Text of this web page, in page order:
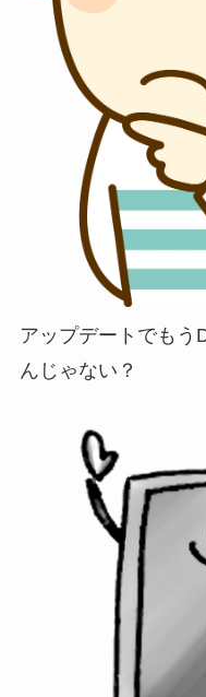
アップデートでもう
んじゃない？